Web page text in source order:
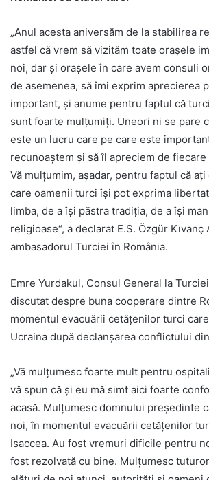
„Anul acesta aniversăm de la stabilirea
astfel că vrem să vizităm toate orașele
noi, dar și orașele în care avem consuli
de asemenea, să îmi exprim aprecierea
important, și anume pentru faptul că
sunt foarte mulțumiți. Uneori ni se pare
este un lucru care pe care este
recunoaștem și să îl apreciem de fiecare
Vă mulțumim, așadar, pentru faptul că
care oamenii turci își pot exprima
limba, de a își păstra tradiția, de a își
religioase“, a declarat E.S. Özgür Kıvanç
ambasadorul Turciei în România.
Emre Yurdakul, Consul General la
discutat despre buna cooperare dintre
momentul evacuării cetățenilor turci
Ucraina după declanșarea conflictului
„Vă mulțumesc foarte mult pentru
vă spun că și eu mă simt aici foarte
acasă. Mulțumesc domnului președinte
noi, în momentul evacuării cetățenilor
Isaccea. Au fost vremuri dificile pentru
fost rezolvată cu bine. Mulțumesc